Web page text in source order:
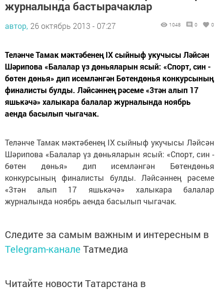
журналында бастырачаклар
автор, 26 октябрь 2013 - 07:27 1048 0 0
Теләнче Тамак мәктәбенең IX сыйныф укучысы Ләйсән
Шәрипова «Балалар үз дөньяларын ясый: «Спорт, син -
бөтен дөнья» дип исемләнгән Бөтендөнья конкурсының
финалисты булды. Ләйсәннең рәсеме «3тән алып 17
яшькәчә» халыкара балалар журналында ноябрь
аенда басылып чыгачак.
Теләнче Тамак мәктәбенең IX сыйныф укучысы Ләйсән
Шәрипова «Балалар үз дөньяларын ясый: «Спорт, син -
бөтен дөнья» дип исемләнгән Бөтендөнья
конкурсының финалисты булды. Ләйсәннең рәсеме
«3тән алып 17 яшькәчә» халыкара балалар
журналында ноябрь аенда басылып чыгачак.
Следите за самым важным и интересным в
Telegram-канале Татмедиа
Читайте новости Татарстана в